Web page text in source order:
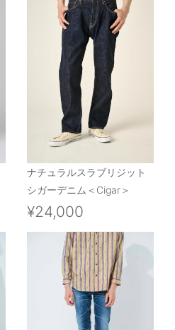
ナチュラルスラブリジット
シガーデニム＜Cigar＞
¥24,000